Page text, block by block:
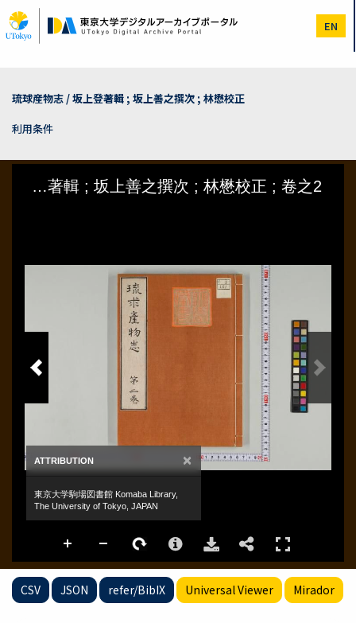
イ
ン
EN
琉球産物志 / 坂上登著輯 ; 坂上善之撰次 ; 林懋校正
利用条件
CSV JSON refer/BibIX Universal Viewer Mirador